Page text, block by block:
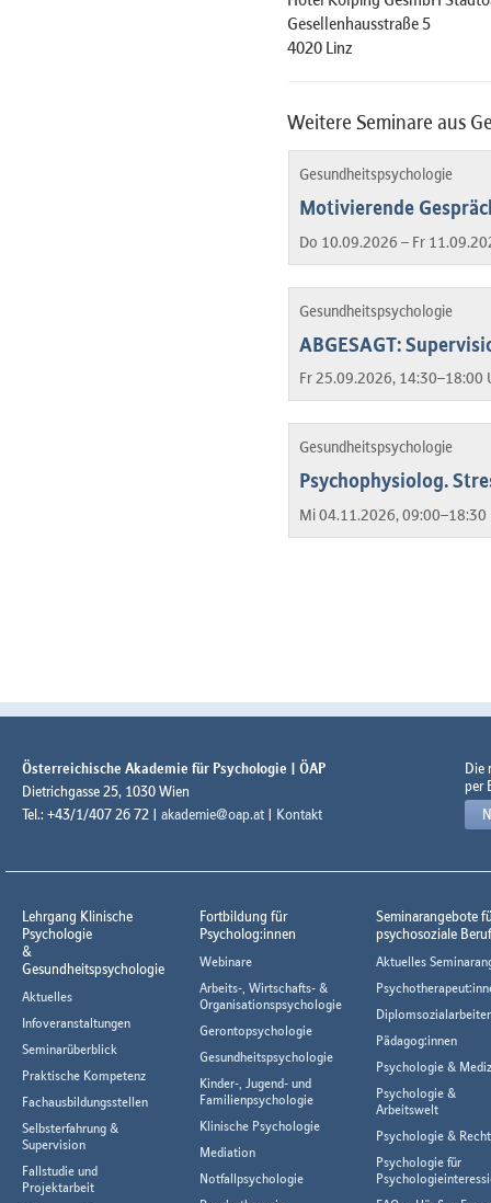
Gesellenhausstraße 5
4020 Linz
Weitere Seminare aus
Gesundheitspsychologie
Motivierende
Do 10.09.2026 – Fr
Gesundheitspsychologie
ABGESAGT:
Fr 25.09.2026, 14:30–18:00
Gesundheitspsychologie
Psychophysiolog.
Mi 04.11.2026,
Österreichische Akademie für Psychologie | ÖAP
Dietrichgasse 25, 1030 Wien
Tel.: +43/1/407 26 72 | akademie@oap.at | Kontakt
Die
per
Lehrgang Klinische
Psychologie
&
Gesundheitspsychologie
Aktuelles
Infoveranstaltungen
Seminarüberblick
Praktische Kompetenz
Fachausbildungsstellen
Selbsterfahrung &
Supervision
Fallstudie und
Projektarbeit
Fortbildung für
Psycholog:innen
Webinare
Arbeits-, Wirtschafts- &
Organisationspsychologie
Gerontopsychologie
Gesundheitspsychologie
Kinder-, Jugend- und
Familienpsychologie
Klinische Psychologie
Mediation
Notfallpsychologie
Seminarangebote
psychosoziale
Aktuelles
Pädagog:innen
Psychologie &
Psychologie &
Arbeitswelt
Psychologie & Recht
Psychologie für